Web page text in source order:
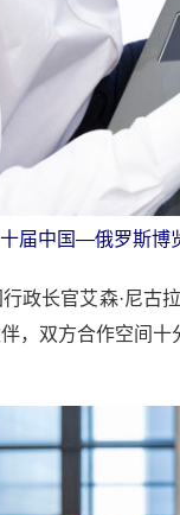
届中国—俄罗斯博
长官艾森·尼古拉
，双方合作空间